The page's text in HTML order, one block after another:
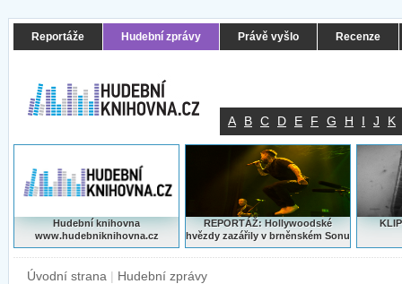
Reportáže Hudební zprávy Právě vyšlo Recenze
A B C D E F G H I J K
Hudební knihovna
www.hudebniknihovna.cz
REPORTÁŽ: Hollywoodské
hvězdy zazářily v brněnském Sonu
Úvodní strana | Hudební zprávy